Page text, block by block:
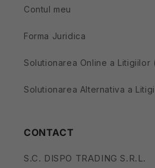
Contul meu
Forma Juridica
Solutionarea Online a Litigiilor
Solutionarea Alternativa a
CONTACT
S.C. DISPO TRADING S.R.L.